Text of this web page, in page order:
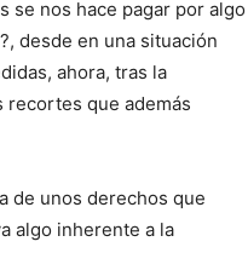
se nos hace pagar por algo
desde en una situación
ahora, tras la
recortes que además
de unos derechos que
algo inherente a la